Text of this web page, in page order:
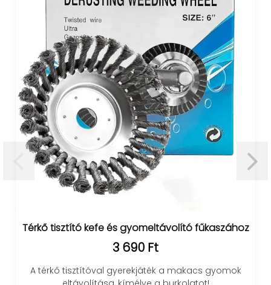
Térkő tisztító kefe és gyomeltávolító fűkaszához
3 690 Ft
A térkő tisztítóval gyerekjáték a makacs gyomok